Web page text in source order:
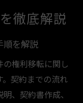
ック項目を紹
の事前準備方
心取引
徹底解説
順を解説
権利移転に関し
契約までの流れ
、契約書作成、